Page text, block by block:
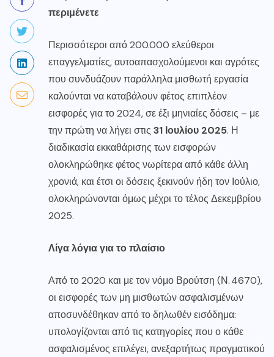
περιμένετε
Περισσότεροι από 200.000 ελεύθεροι
επαγγελματίες, αυτοαπασχολούμενοι και αγρότες
που συνδυάζουν παράλληλα μισθωτή εργασία
καλούνται να καταβάλουν φέτος επιπλέον
εισφορές για το 2024, σε έξι μηνιαίες δόσεις – με
την πρώτη να λήγει στις 31 Ιουλίου 2025. Η
διαδικασία εκκαθάρισης των εισφορών
ολοκληρώθηκε φέτος νωρίτερα από κάθε άλλη
χρονιά, και έτσι οι δόσεις ξεκινούν ήδη τον Ιούλιο,
ολοκληρώνονται όμως μέχρι το τέλος Δεκεμβρίου
2025.
Λίγα λόγια για το πλαίσιο
Από το 2020 και με τον νόμο Βρούτση (Ν. 4670),
οι εισφορές των μη μισθωτών ασφαλισμένων
αποσυνδέθηκαν από το δηλωθέν εισόδημα:
υπολογίζονται από τις κατηγορίες που ο κάθε
ασφαλισμένος επιλέγει, ανεξαρτήτως πραγματικού